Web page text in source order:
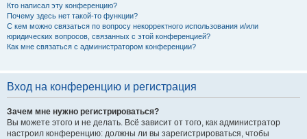
Кто написал эту конференцию?
Почему здесь нет такой-то функции?
С кем можно связаться по вопросу некорректного использования и/или
юридических вопросов, связанных с этой конференцией?
Как мне связаться с администратором конференции?
Вход на конференцию и регистрация
Зачем мне нужно регистрироваться?
Вы можете этого и не делать. Всё зависит от того, как администратор
настроил конференцию: должны ли вы зарегистрироваться, чтобы